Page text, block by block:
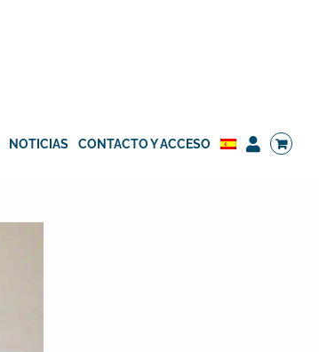
NOTICIAS CONTACTO Y ACCESO